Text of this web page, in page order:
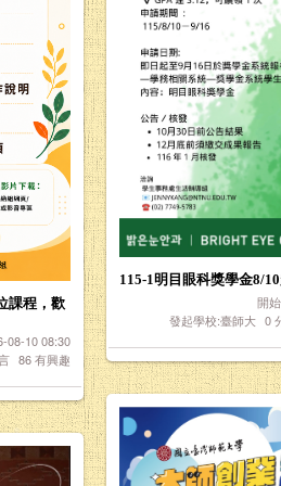
課程，歡
08-10 08:30
86有興趣
115-1明目眼科獎學金8/
開
發起學校:臺師大 0